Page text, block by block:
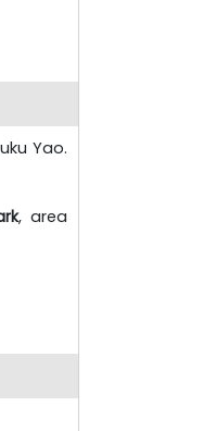
Yao.
, area